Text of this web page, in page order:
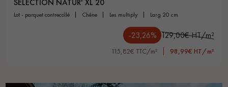
SÉLECTION NATUR' XL 20
lot - parquet contrecollé chêne les multiply larg 20 cm
-23,26% 129,00€ HT/m²
115,82€ TTC/m² 98,99€ HT/m²